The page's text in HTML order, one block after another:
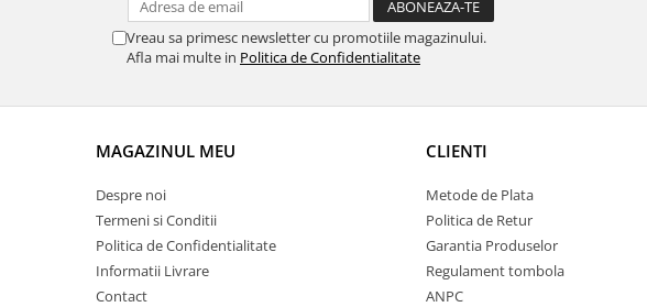
Brățară de gleznă
Mărgele / talisman
Accesorii păr
Bijuterii din Floarea de colț
Vreau sa primesc newsletter cu promotiile magazinului.
Afla mai multe in Politica de Confidentialitate
MAGAZINUL MEU
Despre noi
Termeni si Conditii
Politica de Confidentialitate
Informatii Livrare
Contact
CLIENTI
Metode de Plata
Politica de Retur
Garantia Produselor
Regulament tombola
ANPC